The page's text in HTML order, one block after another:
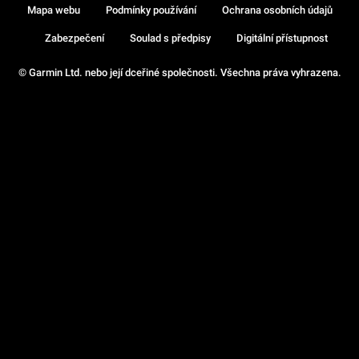
© Garmin Ltd. nebo její dceřiné společnosti. Všechna práva vyhrazena.
Mapa webu Podmínky používání Ochrana osobních údajů
Zabezpečení Soulad s předpisy Digitální přístupnost